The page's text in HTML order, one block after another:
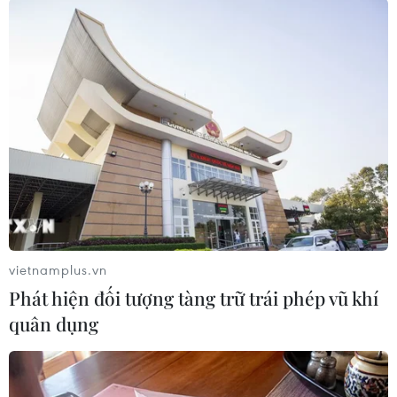
#Antony Blinken
#Vương Nghị
#Hội nghị An ninh Munich
#tiếp xúc cấp cao
Đức
vietnamplus.vn
Phát hiện đối tượng tàng trữ trái phép vũ khí
quân dụng